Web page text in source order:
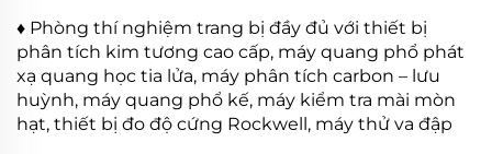
♦ Phòng thí nghiệm trang bị đầy đủ với thiết bị
phân tích kim tương cao cấp, máy quang phổ phát
xạ quang học tia lửa, máy phân tích carbon – lưu
huỳnh, máy quang phổ kế, máy kiểm tra mài mòn
hạt, thiết bị đo độ cứng Rockwell, máy thử va đập